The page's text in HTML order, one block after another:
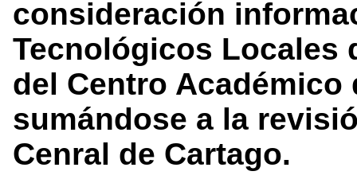
consideración
Tecnológicos Locales
del Centro Académico
sumándose a la
Cenral de Cartago.